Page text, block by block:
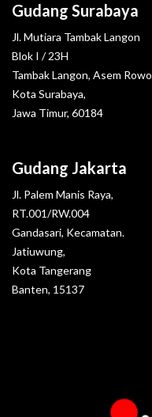
Gudang Surabaya
Jl. Mutiara Tambak Langon
Blok I / 23H
Tambak Langon, Asem Rowo
Kota Surabaya,
Jawa Timur, 60184
Gudang Jakarta
Jl. Palem Manis Raya,
RT.001/RW.004
Gandasari, Kecamatan.
Jatiuwung,
Kota Tangerang
Banten, 15137